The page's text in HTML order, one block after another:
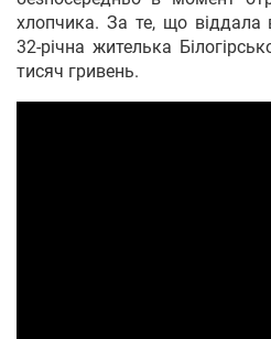
хлопчика. За те, що віддала
32-річна жителька
тисяч гривень.